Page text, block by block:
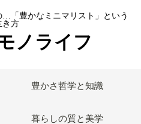
「豊かなミニマリスト」という
き方
ノライフ
豊かさ哲学と知識
暮らしの質と美学